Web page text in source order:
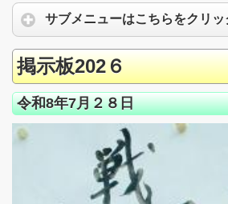
サブメニューはこちらをクリッ
掲示板202６
令和8年7月２８日